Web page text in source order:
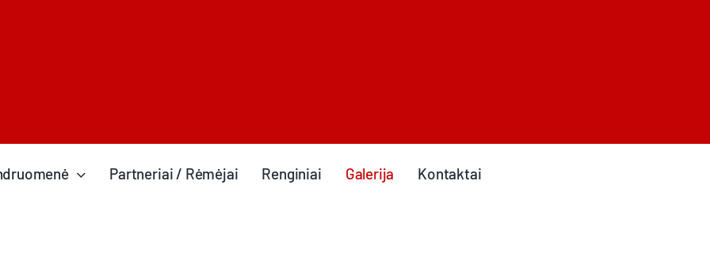
Partneriai / Rėmėjai Renginiai Galerija Kontaktai